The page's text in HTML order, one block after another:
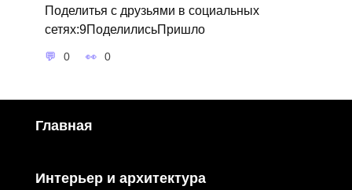
Поделитья с друзьями в социальных
сетях:9ПоделилисьПришло
0 0
Главная
Интерьер и архитектура